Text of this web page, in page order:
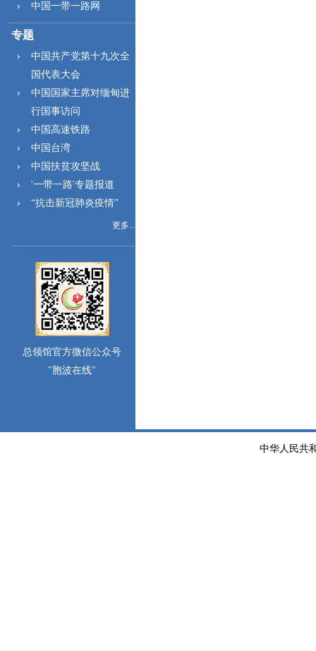
中国一带一路网
专题
中国共产党第十九次全
国代表大会
中国国家主席对缅甸进
行国事访问
中国高速铁路
中国台湾
中国扶贫攻坚战
'一带一路'专题报道
“抗击新冠肺炎疫情”
更多...
总领馆官方微信公众号
"胞波在线"
中华人民共